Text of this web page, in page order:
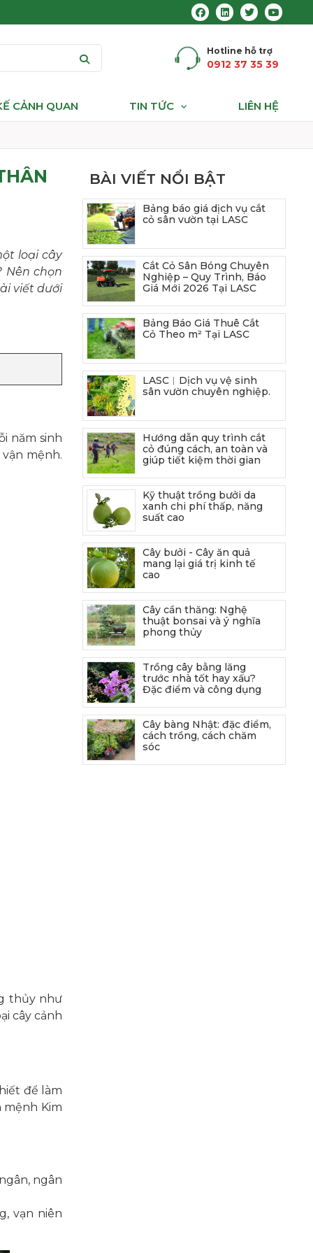
Hotline hỗ trợ
0912 37 35 39
CẢNH QUAN TIN TỨC LIÊN HỆ
loại cây
Nên chọn
viết dưới
năm sinh
mệnh.
thủy như
cây cảnh
để làm
mệnh Kim
ngân
vạn niên
BÀI VIẾT NỔI BẬT
Bảng báo giá dịch vụ cắt
cỏ sân vườn tại LASC
Cắt Cỏ Sân Bóng Chuyên
Nghiệp – Quy Trình, Báo
Giá Mới 2026 Tại LASC
Bảng Báo Giá Thuê Cắt
Cỏ Theo m² Tại LASC
LASC︱Dịch vụ vệ sinh
sân vườn chuyên nghiệp.
Hướng dẫn quy trình cắt
cỏ đúng cách, an toàn và
giúp tiết kiệm thời gian
Kỹ thuật trồng bưởi da
xanh chi phí thấp, năng
suất cao
Cây bưởi - Cây ăn quả
mang lại giá trị kinh tế
cao
Cây cần thăng: Nghệ
thuật bonsai và ý nghĩa
phong thủy
Trồng cây bằng lăng
trước nhà tốt hay xấu?
Đặc điểm và công dụng
Cây bàng Nhật: đặc điểm,
cách trồng, cách chăm
sóc